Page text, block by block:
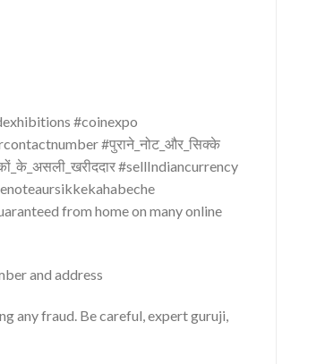
#coinexpo
#पुराने_नोट_और_सिक्के
#sellIndiancurrency
from home on many online
and address
any fraud. Be careful, expert guruji,